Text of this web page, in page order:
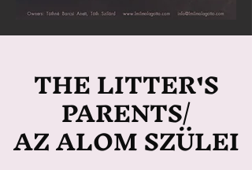
THE LITTER'S
PARENTS/
AZ ALOM SZÜLEI